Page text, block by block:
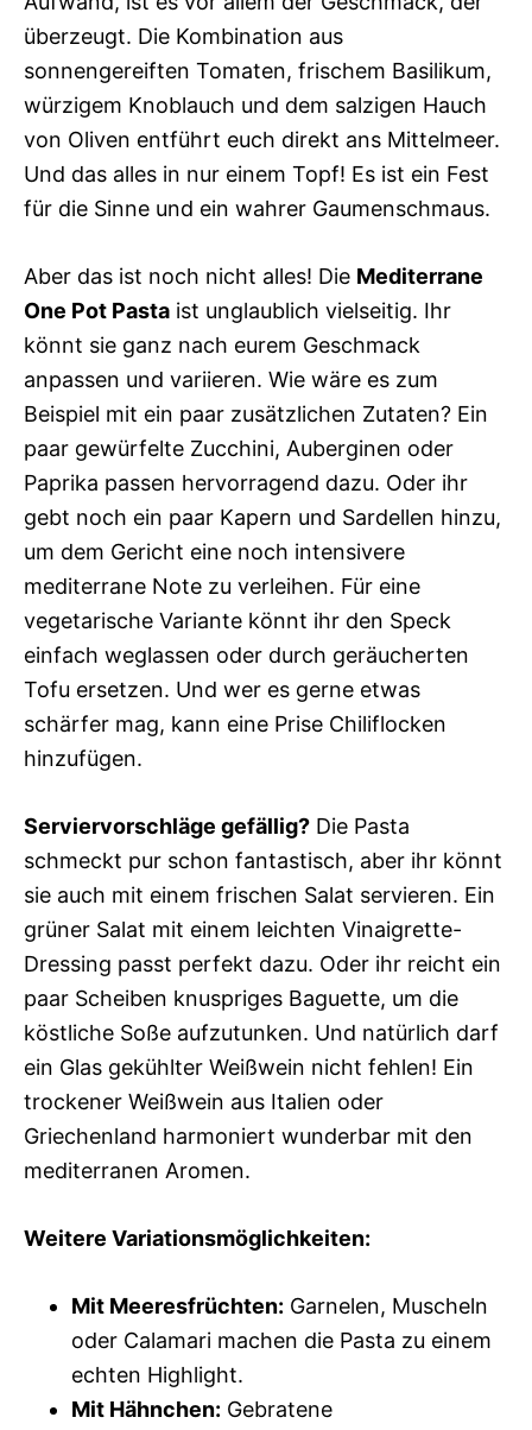
überzeugt. Die Kombination aus
sonnengereiften Tomaten, frischem Basilikum,
würzigem Knoblauch und dem salzigen Hauch
von Oliven entführt euch direkt ans Mittelmeer.
Und das alles in nur einem Topf! Es ist ein Fest
für die Sinne und ein wahrer Gaumenschmaus.
Aber das ist noch nicht alles! Die Mediterrane
One Pot Pasta ist unglaublich vielseitig. Ihr
könnt sie ganz nach eurem Geschmack
anpassen und variieren. Wie wäre es zum
Beispiel mit ein paar zusätzlichen Zutaten? Ein
paar gewürfelte Zucchini, Auberginen oder
Paprika passen hervorragend dazu. Oder ihr
gebt noch ein paar Kapern und Sardellen hinzu,
um dem Gericht eine noch intensivere
mediterrane Note zu verleihen. Für eine
vegetarische Variante könnt ihr den Speck
einfach weglassen oder durch geräucherten
Tofu ersetzen. Und wer es gerne etwas
schärfer mag, kann eine Prise Chiliflocken
hinzufügen.
Serviervorschläge gefällig? Die Pasta
schmeckt pur schon fantastisch, aber ihr könnt
sie auch mit einem frischen Salat servieren. Ein
grüner Salat mit einem leichten Vinaigrette-
Dressing passt perfekt dazu. Oder ihr reicht ein
paar Scheiben knuspriges Baguette, um die
köstliche Soße aufzutunken. Und natürlich darf
ein Glas gekühlter Weißwein nicht fehlen! Ein
trockener Weißwein aus Italien oder
Griechenland harmoniert wunderbar mit den
mediterranen Aromen.
Weitere Variationsmöglichkeiten:
Mit Meeresfrüchten: Garnelen, Muscheln
oder Calamari machen die Pasta zu einem
echten Highlight.
Mit Hähnchen: Gebratene